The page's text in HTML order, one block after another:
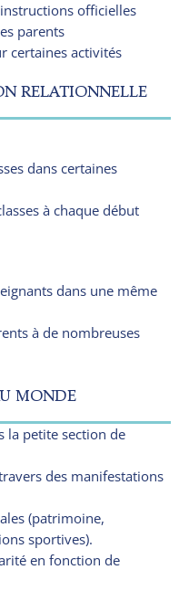
officielles
parents
certaines activités
RELATIONNELLE
dans certaines
à chaque début
dans une même
à de nombreuses
MONDE
la petite section de
des manifestations
(patrimoine,
sportives).
en fonction de